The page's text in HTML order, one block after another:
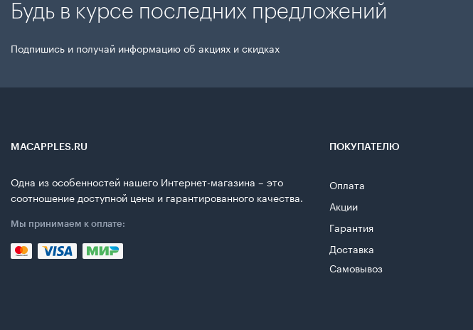
Будь в курсе последних предложений
Подпишись и получай информацию об акциях и скидках
MACAPPLES.RU
Одна из особенностей нашего Интернет-магазина – это
соотношение доступной цены и гарантированного качества.
Мы принимаем к оплате:
ПОКУПАТЕЛЮ
Оплата
Акции
Гарантия
Доставка
Самовывоз